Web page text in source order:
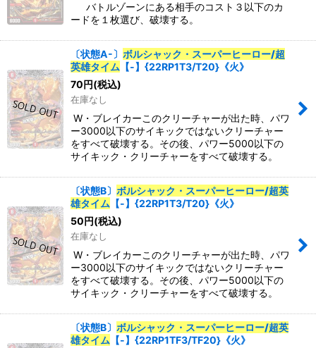
バトルゾーンにある相手のコスト３以下のカ
ードを１枚選び、破壊する。
〔状態A-〕 ボルシャック・スーパーヒーロー/超
英雄タイム 【-】{22RP1T3/T20}《火》
70 円(税込)
在庫なし
W・ブレイカーこのクリーチャーが出た時、パワ
ー3000以下のサイキックではないクリーチャー
をすべて破壊する。その後、パワー5000以下の
サイキック・クリーチャーをすべて破壊する。
〔状態B〕 ボルシャック・スーパーヒーロー/超英
雄タイム 【-】{22RP1T3/T20}《火》
50 円(税込)
在庫なし
W・ブレイカーこのクリーチャーが出た時、パワ
ー3000以下のサイキックではないクリーチャー
をすべて破壊する。その後、パワー5000以下の
サイキック・クリーチャーをすべて破壊する。
〔状態B〕 ボルシャック・スーパーヒーロー/超英
雄タイム 【-】{22RP1TF3/TF20}《火》